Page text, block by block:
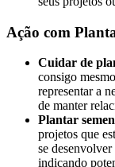
Ação com
Cuidar de
consigo
representar a
de manter
Plantar
projetos que
se
indicando